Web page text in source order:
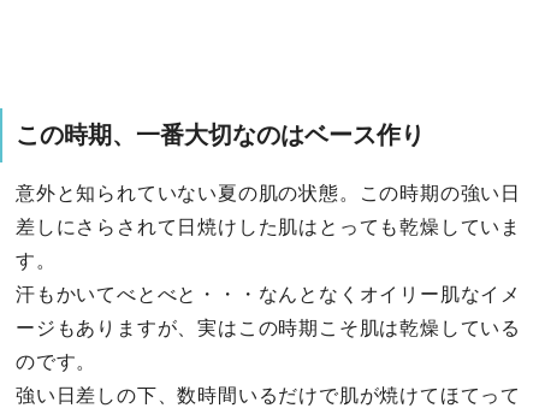
この時期、一番大切なのはベース作り
意外と知られていない夏の肌の状態。この時期の強い日
差しにさらされて日焼けした肌はとっても乾燥していま
す。
汗もかいてべとべと・・・なんとなくオイリー肌なイメ
ージもありますが、実はこの時期こそ肌は乾燥している
のです。
強い日差しの下、数時間いるだけで肌が焼けてほてって